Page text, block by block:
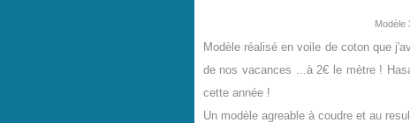
Modèle
Modèle réaliséen voile de coton que
de nos vacances ...à 2€ le mètre!
cette année !
Un modèle agreable à coudre et au